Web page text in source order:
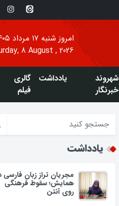
امروز شنبه ۱۷ مرداد ۱۴۰۵
8 August , 2026
شهروند
خبرنگار
یادداشت
گالری
فیلم
یادداشت
مجریان تراز زبان فارسی
همایش؛ سقوط فرهنگی
روی آنتن